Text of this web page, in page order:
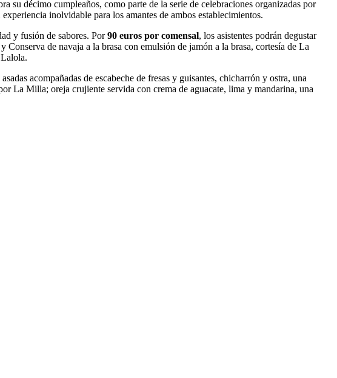
su décimo cumpleaños, como parte de la serie de celebraciones organizadas por
inolvidable para los amantes de ambos establecimientos.
y fusión de sabores. Por90 euros por comensal, los asistentes podrán degustar
de navaja a la brasa con emulsión de jamón a la brasa, cortesía de La
acompañadas de escabeche de fresas y guisantes, chicharrón y ostra, una
La Milla; oreja crujiente servida con crema de aguacate, lima y mandarina, una